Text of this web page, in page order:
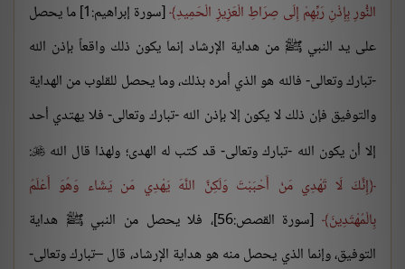
النُّورِ بِإِذْنِ رَبِّهِمْ إِلَى صِرَاطِ الْعَزِيزِ الْحَمِيدِ
[سورة إبراهيم:1] ما يحصل
على يد النبي ﷺ من هداية الإرشاد إنما يكون ذلك واقعاً بإذن الله
-تبارك وتعالى- فالله هو الذي أمره بذلك، وما يحصل للقلوب من الهداية
والتوفيق فإن ذلك لا يكون إلا بإذن الله -تبارك وتعالى- فلا يهتدي أحد
إلا أن يكون الله -تبارك وتعالى- قد كتب له الهدى؛ ولهذا قال الله 
:
إِنَّكَ لَا تَهْدِي مَنْ أَحْبَبْتَ وَلَكِنَّ اللَّهَ يَهْدِي مَن يَشَاء وَهُوَ أَعْلَمُ
بِالْمُهْتَدِينَ
[سورة القصص:56]، فلا يحصل من النبي ﷺ هداية
التوفيق، وإنما الذي يحصل منه هو هداية الإرشاد، قال –تبارك وتعالى-